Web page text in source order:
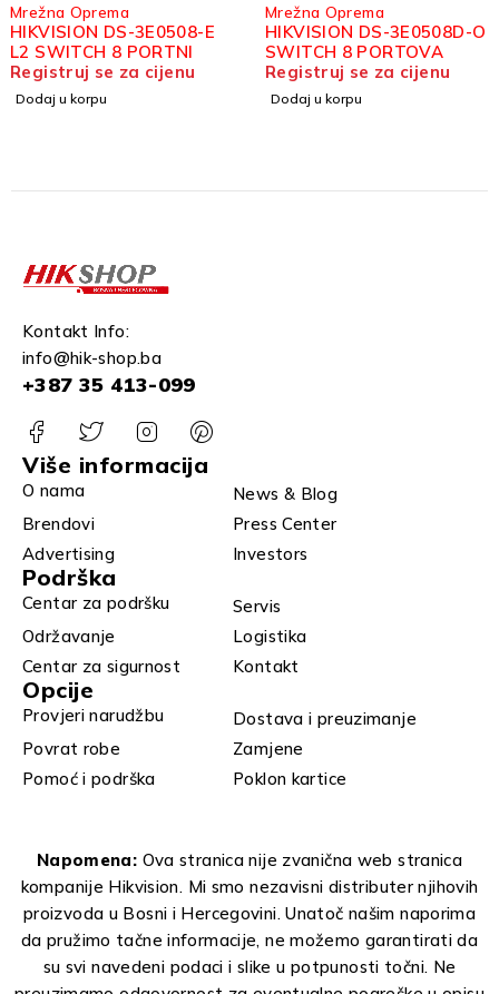
Mrežna Oprema
HIKVISION DS-3E0508-E
L2 SWITCH 8 PORTNI
Registruj se za cijenu
Dodaj u korpu
Mrežna Oprema
HIKVISION DS-3E0508D-O
SWITCH 8 PORTOVA
Registruj se za cijenu
Dodaj u korpu
Kontakt Info:
info@hik-shop.ba
+387 35 413-099
Više informacija
O nama
News & Blog
Brendovi
Press Center
Advertising
Investors
Podrška
Centar za podršku
Servis
Održavanje
Logistika
Centar za sigurnost
Kontakt
Opcije
Provjeri narudžbu
Dostava i preuzimanje
Povrat robe
Zamjene
Pomoć i podrška
Poklon kartice
Napomena: Ova stranica nije zvanična web stranica
kompanije Hikvision. Mi smo nezavisni distributer njihovih
proizvoda u Bosni i Hercegovini. Unatoč našim naporima
da pružimo tačne informacije, ne možemo garantirati da
su svi navedeni podaci i slike u potpunosti točni. Ne